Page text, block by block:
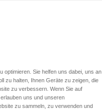
optimieren. Sie helfen uns dabei, uns an
zu halten, Ihnen Geräte zu zeigen, die
zu verbessern. Wenn Sie auf
uns und unseren
zu sammeln, zu verwenden und